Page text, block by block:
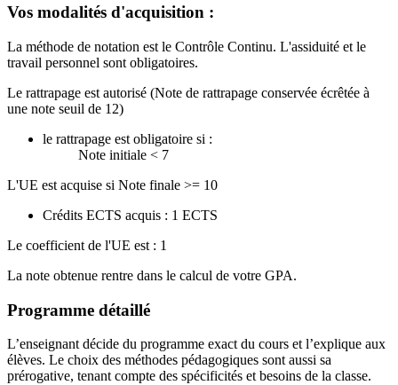
Vos modalités d'acquisition :
La méthode de notation est le Contrôle Continu. L'assiduité et le
travail personnel sont obligatoires.
Le rattrapage est autorisé (Note de rattrapage conservée écrêtée à
une note seuil de 12)
le rattrapage est obligatoire si :
Note initiale < 7
L'UE est acquise si Note finale >= 10
Crédits ECTS acquis : 1 ECTS
Le coefficient de l'UE est : 1
La note obtenue rentre dans le calcul de votre GPA.
Programme détaillé
L’enseignant décide du programme exact du cours et l’explique aux
élèves. Le choix des méthodes pédagogiques sont aussi sa
prérogative, tenant compte des spécificités et besoins de la classe.